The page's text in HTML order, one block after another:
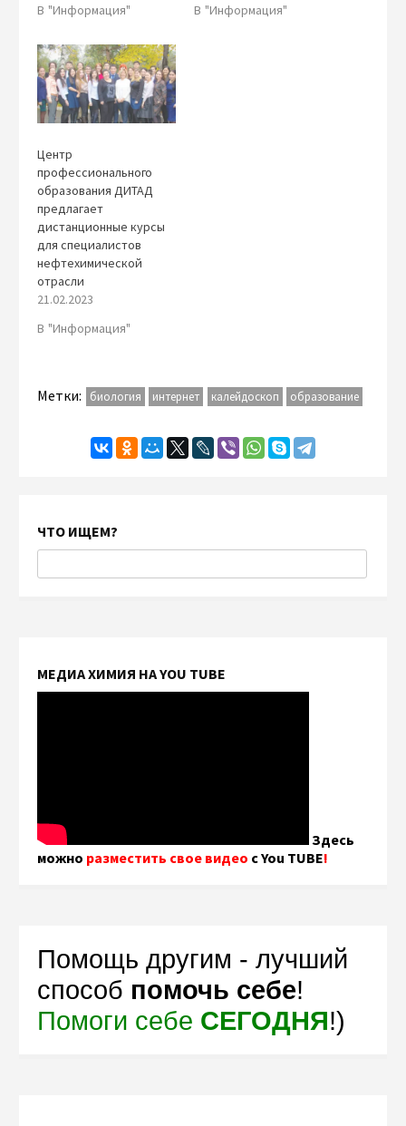
В "Информация"
В "Информация"
Центр
профессионального
образования ДИТАД
предлагает
дистанционные курсы
для специалистов
нефтехимической
отрасли
21.02.2023
В "Информация"
Метки: биология интернет калейдоскоп образование
ЧТО ИЩЕМ?
МЕДИА ХИМИЯ НА YOU TUBE
Здесь
можно разместить свое видео с You TUBE!
Помощь другим - лучший
способ помочь себе!
Помоги себе СЕГОДНЯ!)